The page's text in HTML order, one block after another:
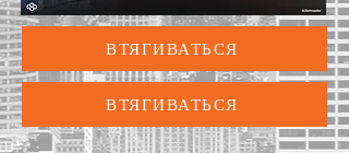
ВТЯГИВАТЬСЯ
ВТЯГИВАТЬСЯ